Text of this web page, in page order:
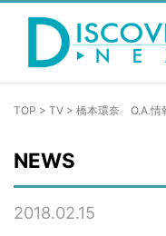
TOP > TV > 橋本環奈 O.A.情
NEWS
2018.02.15